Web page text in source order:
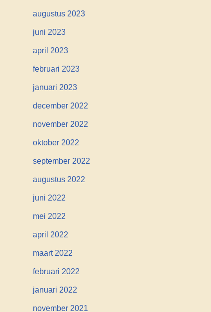
augustus 2023
juni 2023
april 2023
februari 2023
januari 2023
december 2022
november 2022
oktober 2022
september 2022
augustus 2022
juni 2022
mei 2022
april 2022
maart 2022
februari 2022
januari 2022
november 2021